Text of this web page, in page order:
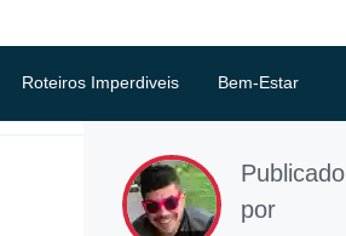
Roteiros Imperdiveis Bem-Estar
Publicado
por